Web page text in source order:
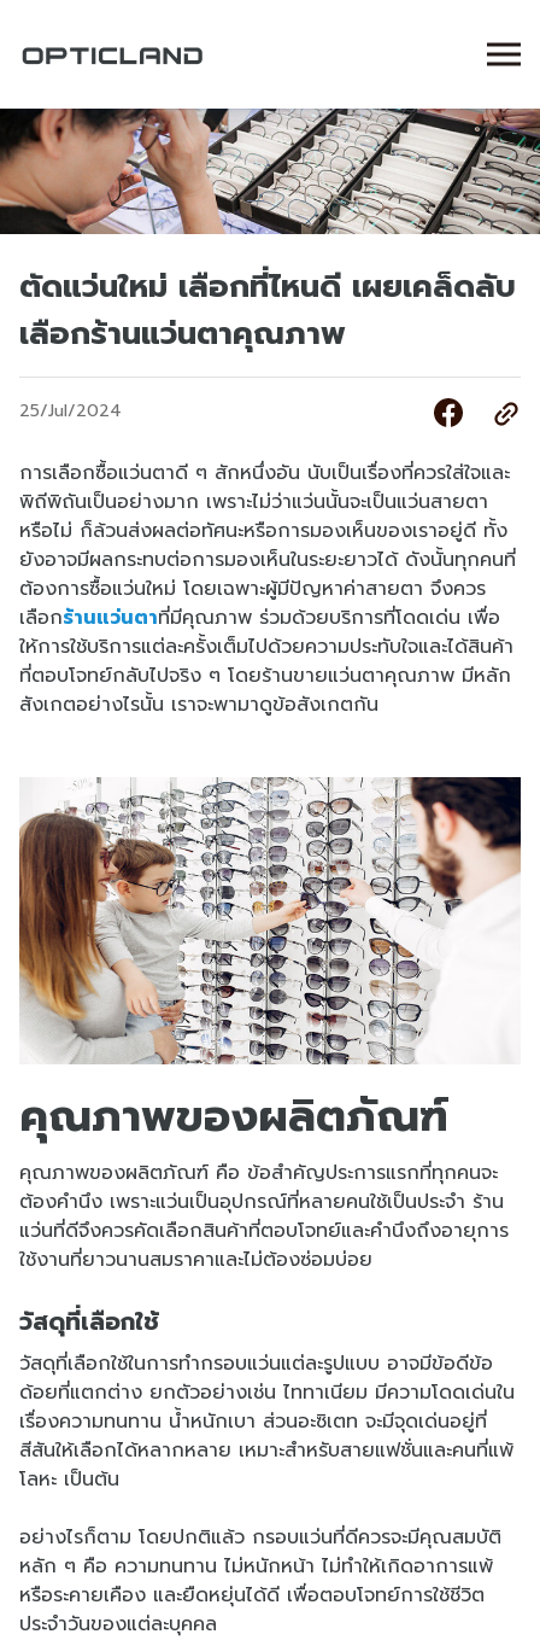
ตัดแว่นใหม่ เลือกที่ไหนดี เผยเคล็ดลับ
เลือกร้านแว่นตาคุณภาพ
25/Jul/2024
การเลือกซื้อแว่นตาดี ๆ สักหนึ่งอัน นับเป็นเรื่องที่ควรใส่ใจและ
พิถีพิถันเป็นอย่างมาก เพราะไม่ว่าแว่นนั้นจะเป็นแว่นสายตา
หรือไม่ ก็ล้วนส่งผลต่อทัศนะหรือการมองเห็นของเราอยู่ดี ทั้ง
ยังอาจมีผลกระทบต่อการมองเห็นในระยะยาวได้ ดังนั้นทุกคนที่
ต้องการซื้อแว่นใหม่ โดยเฉพาะผู้มีปัญหาค่าสายตา จึงควร
เลือกร้านแว่นตาที่มีคุณภาพ ร่วมด้วยบริการที่โดดเด่น เพื่อ
ให้การใช้บริการแต่ละครั้งเต็มไปด้วยความประทับใจและได้สินค้า
ที่ตอบโจทย์กลับไปจริง ๆ โดยร้านขายแว่นตาคุณภาพ มีหลัก
สังเกตอย่างไรนั้น เราจะพามาดูข้อสังเกตกัน
คุณภาพของผลิตภัณฑ์
คุณภาพของผลิตภัณฑ์ คือ ข้อสำคัญประการแรกที่ทุกคนจะ
ต้องคำนึง เพราะแว่นเป็นอุปกรณ์ที่หลายคนใช้เป็นประจำ ร้าน
แว่นที่ดีจึงควรคัดเลือกสินค้าที่ตอบโจทย์และคำนึงถึงอายุการ
ใช้งานที่ยาวนานสมราคาและไม่ต้องซ่อมบ่อย
วัสดุที่เลือกใช้
วัสดุที่เลือกใช้ในการทำกรอบแว่นแต่ละรูปแบบ อาจมีข้อดีข้อ
ด้อยที่แตกต่าง ยกตัวอย่างเช่น ไททาเนียม มีความโดดเด่นใน
เรื่องความทนทาน น้ำหนักเบา ส่วนอะซิเตท จะมีจุดเด่นอยู่ที่
สีสันให้เลือกได้หลากหลาย เหมาะสำหรับสายแฟชั่นและคนที่แพ้
โลหะ เป็นต้น
อย่างไรก็ตาม โดยปกติแล้ว กรอบแว่นที่ดีควรจะมีคุณสมบัติ
หลัก ๆ คือ ความทนทาน ไม่หนักหน้า ไม่ทำให้เกิดอาการแพ้
หรือระคายเคือง และยืดหยุ่นได้ดี เพื่อตอบโจทย์การใช้ชีวิต
ประจำวันของแต่ละบุคคล